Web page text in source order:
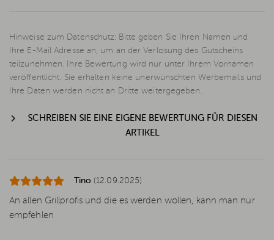
Hinweise zum Datenschutz: Bitte geben Sie Ihren Namen und
Ihre E-Mail Adresse an, um an der Verlosung des Gutscheins
teilzunehmen. Ihre Bewertung wird nur unter Ihrem Vornamen
veröffentlicht. Sie erhalten keine unerwünschten Werbemails und
Ihre Daten werden nicht an Dritte weitergegeben.
SCHREIBEN SIE EINE EIGENE BEWERTUNG FÜR DIESEN
ARTIKEL
Tino (12.09.2025)
An allen Grillprofis und die es werden wollen, kann man nur
empfehlen